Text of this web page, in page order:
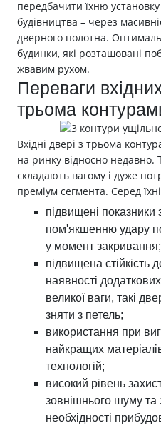
передбачити їхню
будівництва – через
дверного полотна.
будинки, які розташовані
жвавим рухом.
Переваги
трьома
Вхідні двері з трьома
на ринку відносно недавно.
складають вагому і дуже
преміум сегмента. Серед
підвищені показники
пом'якшенню удару
у момент закривання;
підвищена стійкість
наявності
великої ваги, такі
зняти з петель;
використання при
найкращих
технологій;
високий рівень
зовнішнього шуму та
необхідності